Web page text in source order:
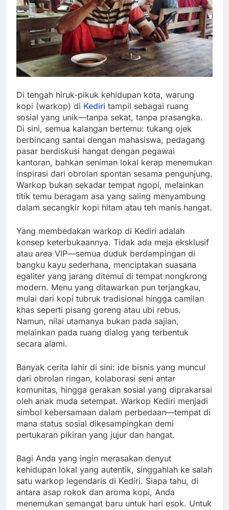
Di tengah hiruk-pikuk kehidupan kota, warung
kopi (warkop) di Kediri tampil sebagai ruang
sosial yang unik—tanpa sekat, tanpa prasangka.
Di sini, semua kalangan bertemu: tukang ojek
berbincang santai dengan mahasiswa, pedagang
pasar berdiskusi hangat dengan pegawai
kantoran, bahkan seniman lokal kerap menemukan
inspirasi dari obrolan spontan sesama pengunjung.
Warkop bukan sekadar tempat ngopi, melainkan
titik temu beragam asa yang saling menyambung
dalam secangkir kopi hitam atau teh manis hangat.
Yang membedakan warkop di Kediri adalah
konsep keterbukaannya. Tidak ada meja eksklusif
atau area VIP—semua duduk berdampingan di
bangku kayu sederhana, menciptakan suasana
egaliter yang jarang ditemui di tempat nongkrong
modern. Menu yang ditawarkan pun terjangkau,
mulai dari kopi tubruk tradisional hingga camilan
khas seperti pisang goreng atau ubi rebus.
Namun, nilai utamanya bukan pada sajian,
melainkan pada ruang dialog yang terbentuk
secara alami.
Banyak cerita lahir di sini: ide bisnis yang muncul
dari obrolan ringan, kolaborasi seni antar
komunitas, hingga gerakan sosial yang diprakarsai
oleh anak muda setempat. Warkop Kediri menjadi
simbol kebersamaan dalam perbedaan—tempat di
mana status sosial dikesampingkan demi
pertukaran pikiran yang jujur dan hangat.
Bagi Anda yang ingin merasakan denyut
kehidupan lokal yang autentik, singgahlah ke salah
satu warkop legendaris di Kediri. Siapa tahu, di
antara asap rokok dan aroma kopi, Anda
menemukan semangat baru untuk hari esok. Untuk